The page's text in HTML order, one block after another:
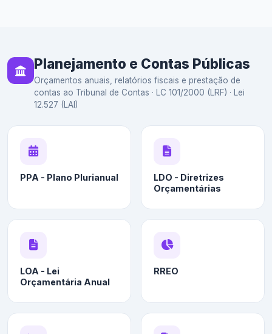
Planejamento e Contas Públicas
Orçamentos anuais, relatórios fiscais e prestação de
contas ao Tribunal de Contas · LC 101/2000 (LRF) · Lei
12.527 (LAI)
PPA - Plano Plurianual
LDO - Diretrizes
Orçamentárias
LOA - Lei
Orçamentária Anual
RREO